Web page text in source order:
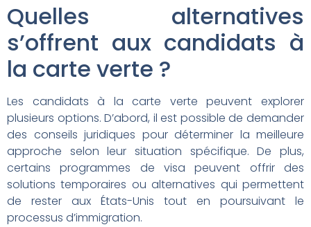
Quelles alternatives
s’offrent aux candidats à
la carte verte ?
Les candidats à la carte verte peuvent explorer
plusieurs options. D’abord, il est possible de demander
des conseils juridiques pour déterminer la meilleure
approche selon leur situation spécifique. De plus,
certains programmes de visa peuvent offrir des
solutions temporaires ou alternatives qui permettent
de rester aux États-Unis tout en poursuivant le
processus d’immigration.